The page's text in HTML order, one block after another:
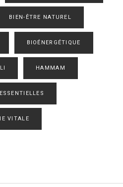
BIEN-ÊTRE NATUREL
BIOÉNERGÉTIQUE
HAMMAM
VITALE